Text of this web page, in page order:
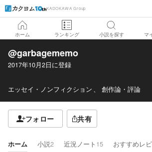
KADOKAWA Group
ホーム ランキング 小説を探す マ
@garbagememo
2017年10月2日に登録
エッセイ・ノンフィクション 創作論・評論
フォロー 共有
ホーム 小説2 近況ノート 15 おすすめレ